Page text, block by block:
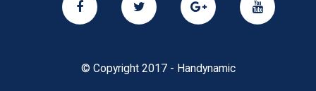
© Copyright 2017 - Handynamic